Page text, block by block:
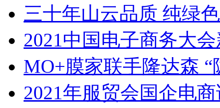
三十年山云品质 纯绿
2021中国电子商务大
MO+膜家联手隆达森 “
2021年服贸会国企电